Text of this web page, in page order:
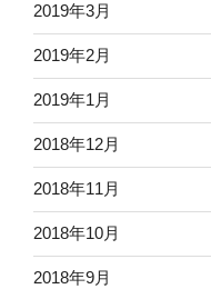
2019年3月
2019年2月
2019年1月
2018年12月
2018年11月
2018年10月
2018年9月